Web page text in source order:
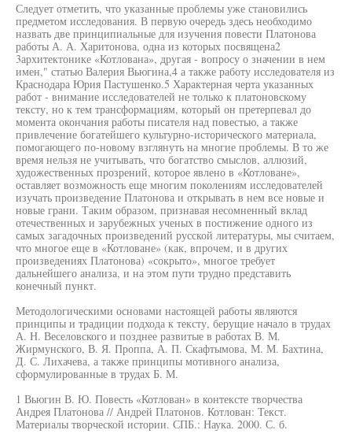
Следует отметить, что указанные проблемы уже становились
предметом исследования. В первую очередь здесь необходимо
назвать две принципиальные для изучения повести Платонова
работы А. А. Харитонова, одна из которых посвящена2
3архитектонике «Котлована», другая - вопросу о значении в нем
имен," статью Валерия Вьюгина,4 а также работу исследователя из
Краснодара Юрия Пастушенко.5 Характерная черта указанных
работ - внимание исследователей не только к платоновскому
тексту, но к тем трансформациям, который он претерпевал до
момента окончания работы писателя над повестью, а также
привлечение богатейшего культурно-исторического материала,
помогающего по-новому взглянуть на многие проблемы. В то же
время нельзя не учитывать, что богатство смыслов, аллюзий,
художественных прозрений, которое явлено в «Котловане»,
оставляет возможность еще многим поколениям исследователей
изучать произведение Платонова и открывать в нем все новые и
новые грани. Таким образом, признавая несомненный вклад
отечественных и зарубежных ученых в постижение одного из
самых загадочных произведений русской литературы, мы считаем,
что многое еще в «Котловане» (как, впрочем, и в других
произведениях Платонова) «сокрыто», многое требует
дальнейшего анализа, и на этом пути трудно представить
конечный пункт.
Методологическими основами настоящей работы являются
принципы и традиции подхода к тексту, берущие начало в трудах
А. Н. Веселовского и позднее развитые в работах В. М.
Жирмунского, В. Я. Проппа, А. П. Скафтымова, М. М. Бахтина,
Д. С. Лихачева, а также принципы мотивного анализа,
сформулированные в трудах Б. М.
1 Вьюгин В. Ю. Повесть «Котлован» в контексте творчества
Андрея Платонова // Андрей Платонов. Котлован: Текст.
Материалы творческой истории. СПБ.: Наука. 2000. С. б.